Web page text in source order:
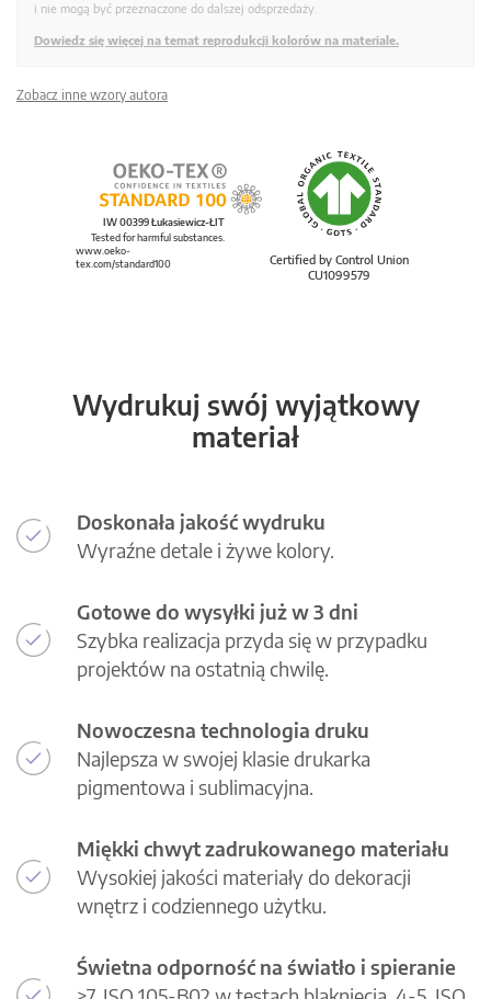
i nie mogą być przeznaczone do dalszej odsprzedaży.
Dowiedz się więcej na temat reprodukcji kolorów na materiale.
Zobacz inne wzory autora
Certified by Control Union
CU1099579
IW 00399 Łukasiewicz-ŁIT
Tested for harmful substances.
www.oeko-
tex.com/standard100
Wydrukuj swój wyjątkowy
materiał
Doskonała jakość wydruku
Wyraźne detale i żywe kolory.
Gotowe do wysyłki już w 3 dni
Szybka realizacja przyda się w przypadku
projektów na ostatnią chwilę.
Nowoczesna technologia druku
Najlepsza w swojej klasie drukarka
pigmentowa i sublimacyjna.
Miękki chwyt zadrukowanego materiału
Wysokiej jakości materiały do dekoracji
wnętrz i codziennego użytku.
Świetna odporność na światło i spieranie